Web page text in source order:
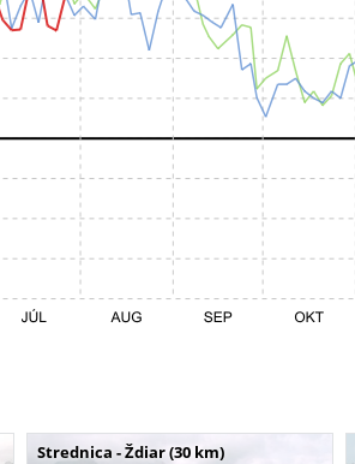
Strednica - Ždiar (30 km)